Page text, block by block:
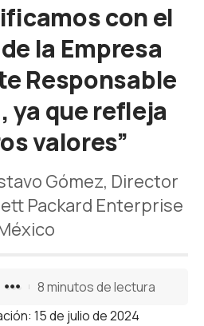
con el
la Empresa
Responsable
ya que refleja
valores”
Gómez, Director
Packard Enterprise
15 de julio de 2024
8 minutos de lectura